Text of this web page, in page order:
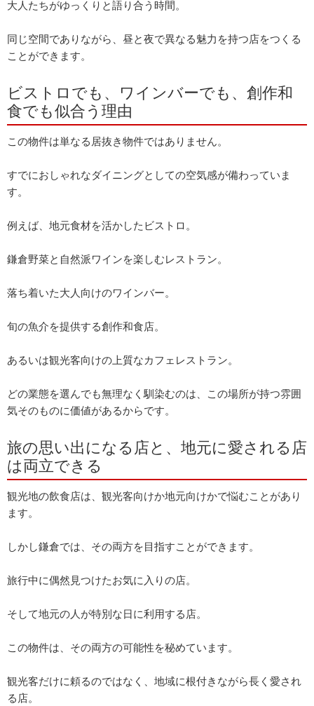
大人たちがゆっくりと語り合う時間。
同じ空間でありながら、昼と夜で異なる魅力を持つ店をつくる
ことができます。
ビストロでも、ワインバーでも、創作和
食でも似合う理由
この物件は単なる居抜き物件ではありません。
すでにおしゃれなダイニングとしての空気感が備わっていま
す。
例えば、地元食材を活かしたビストロ。
鎌倉野菜と自然派ワインを楽しむレストラン。
落ち着いた大人向けのワインバー。
旬の魚介を提供する創作和食店。
あるいは観光客向けの上質なカフェレストラン。
どの業態を選んでも無理なく馴染むのは、この場所が持つ雰囲
気そのものに価値があるからです。
旅の思い出になる店と、地元に愛される店
は両立できる
観光地の飲食店は、観光客向けか地元向けかで悩むことがあり
ます。
しかし鎌倉では、その両方を目指すことができます。
旅行中に偶然見つけたお気に入りの店。
そして地元の人が特別な日に利用する店。
この物件は、その両方の可能性を秘めています。
観光客だけに頼るのではなく、地域に根付きながら長く愛され
る店。